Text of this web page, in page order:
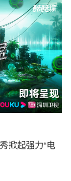
掀起强力“电